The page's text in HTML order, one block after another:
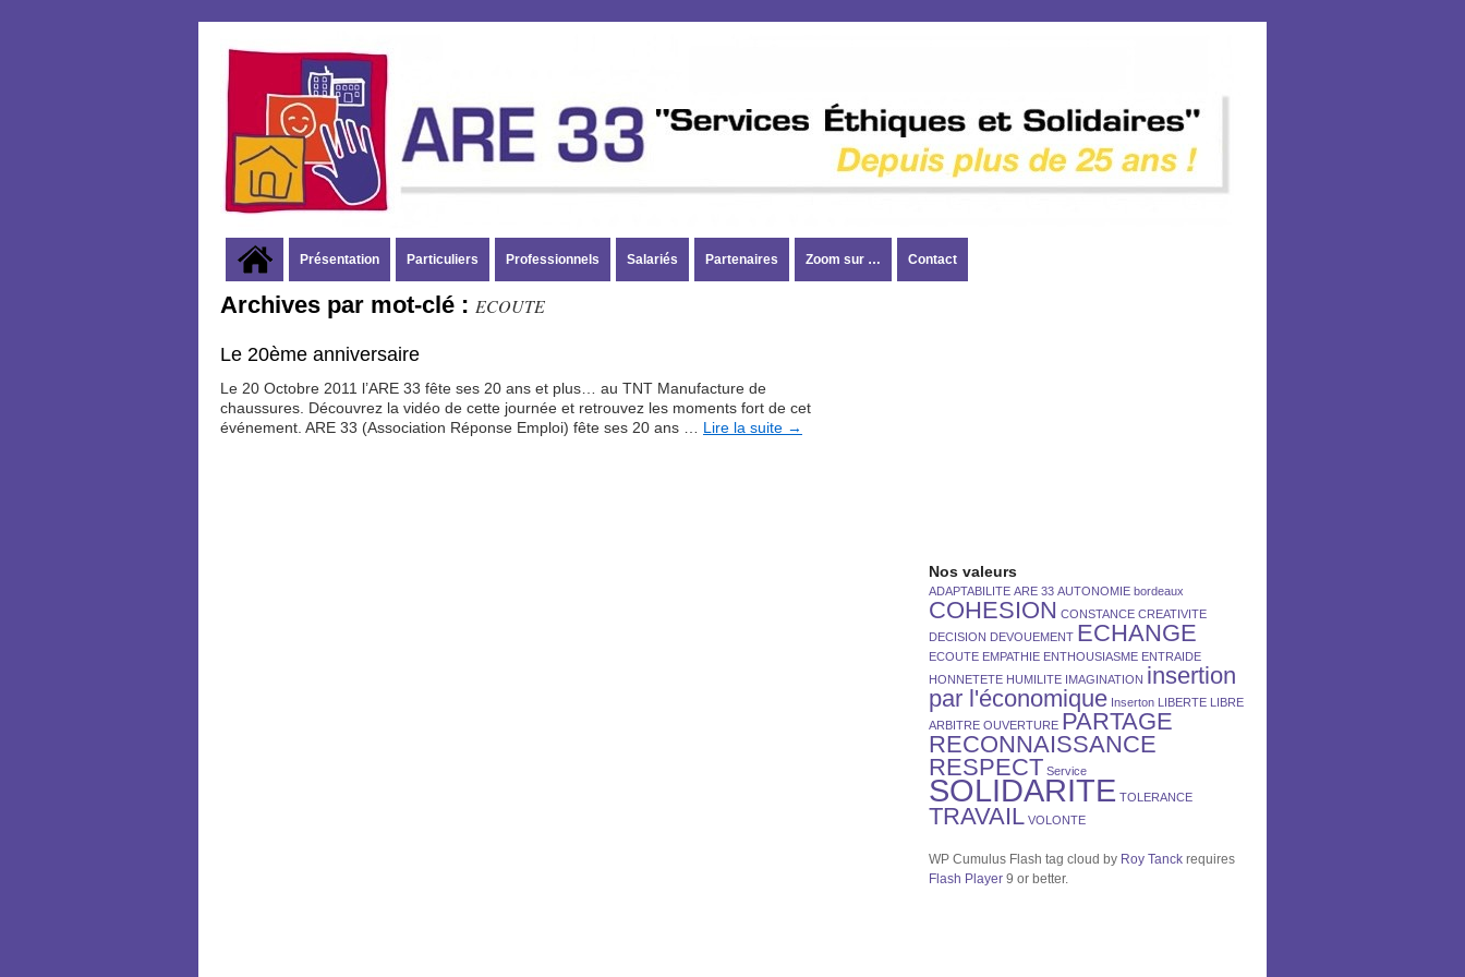
Présentation Particuliers Professionnels Salariés Partenaires Zoom sur … Contact
Archives par mot-clé : ECOUTE
Le 20ème anniversaire
Le 20 Octobre 2011 l’ARE 33 fête ses 20 ans et plus… au TNT Manufacture de
chaussures. Découvrez la vidéo de cette journée et retrouvez les moments fort de cet
événement. ARE 33 (Association Réponse Emploi) fête ses 20 ans … Lire la suite →
Nos valeurs
ADAPTABILITE ARE 33 AUTONOMIE bordeaux
COHESION CONSTANCE CREATIVITE
DECISION DEVOUEMENT ECHANGE
ECOUTE EMPATHIE ENTHOUSIASME ENTRAIDE
HONNETETE HUMILITE IMAGINATION insertion
par l'économique Inserton LIBERTE LIBRE
ARBITRE OUVERTURE PARTAGE
RECONNAISSANCE
RESPECT Service
SOLIDARITE TOLERANCE
TRAVAIL VOLONTE
WP Cumulus Flash tag cloud by Roy Tanck requires
Flash Player 9 or better.